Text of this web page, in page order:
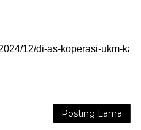
Posting Lama